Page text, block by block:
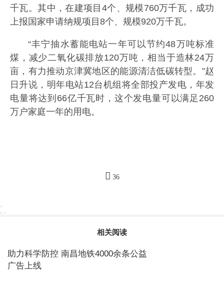
千瓦。其中，在建项目4个、规模760万千瓦，成功
上报国家申请纳规项目8个、规模920万千瓦。
“丰宁抽水蓄能电站一年可以节约48万吨标准
煤，减少二氧化碳排放120万吨，相当于造林24万
亩，有力推动京津冀地区的能源清洁低碳转型。”赵
日升说，明年电站12台机组将全部投产发电，年发
电量将达到66亿千瓦时，这个发电量可以满足260
万户家庭一年的用电。
36
相关阅读
助力科学防控 南昌地铁4000余条公益
广告上线